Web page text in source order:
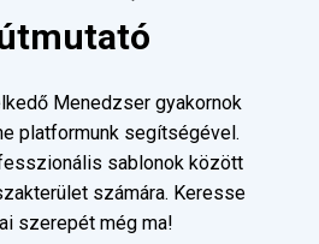
Menedzser gyakornok
platformunk segítségével.
sablonok között
számára. Keresse
szerepét még ma!